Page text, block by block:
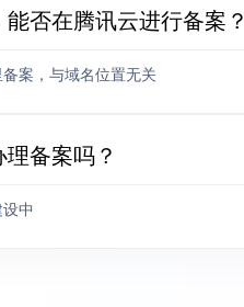
否在腾讯云进行备案？
案，与域名位置无关
备案吗？
中